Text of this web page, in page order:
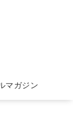
マガジン